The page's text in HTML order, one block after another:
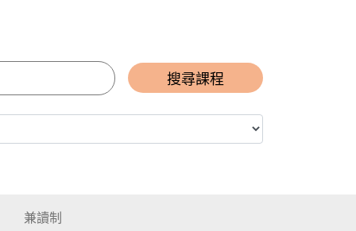
搜尋課程
兼讀制